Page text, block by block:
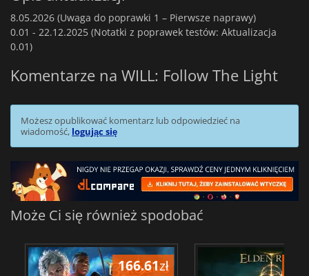
8.05.2026 (Uwaga do poprawki 1 – Pierwsze naprawy)
0.01 - 22.12.2025 (Notatki z poprawek testów: Aktualizacja
0.01)
Komentarze na WILL: Follow The Light
Możesz opublikować komentarz lub odpowiedzieć na
wiadomość, logując się
Może Ci się również spodobać
166.61zł